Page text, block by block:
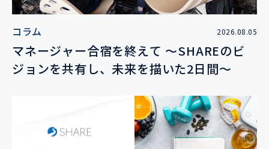
コラム 2026.08.05
マネージャー合宿を終えて 〜SHAREのビ
ジョンを共有し、未来を描いた2日間〜